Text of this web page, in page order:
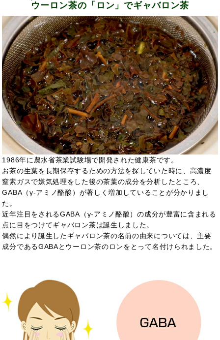
ウーロン茶の「ロン」でギャバロン茶
1986年に農水省茶業試験場で開発された健康茶です。
お茶の生葉を長期保存するための方法を探していた時に、高濃度
窒素ガスで嫌気処理をした後の茶葉の成分を分析したところ、
GABA（γ-アミノ酪酸）が著しく増加していることが分かりまし
た。
近年注目をされるGABA（γ-アミノ酪酸）の成分が豊富に含まれる
点に目をつけてギャバロン茶は誕生しました。
偶然により誕生したギャバロン茶の名前の由来については、主要
成分であるGABAとウーロン茶のロンをとって名付けられました。